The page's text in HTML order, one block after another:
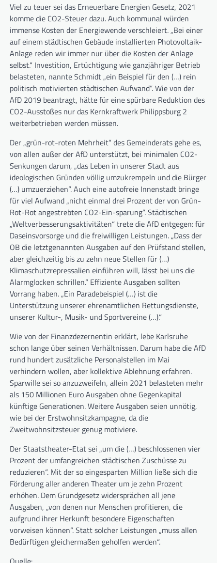
Viel zu teuer sei das Erneuerbare Energien Gesetz, 2021
komme die CO2-Steuer dazu. Auch kommunal würden
immense Kosten der Energiewende verschleiert. „Bei einer
auf einem städtischen Gebäude installierten Photovoltaik-
Anlage reden wir immer nur über die Kosten der Anlage
selbst.“ Investition, Ertüchtigung wie ganzjähriger Betrieb
belasteten, nannte Schmidt „ein Beispiel für den (…) rein
politisch motivierten städtischen Aufwand“. Wie von der
AfD 2019 beantragt, hätte für eine spürbare Reduktion des
CO2-Ausstoßes nur das Kernkraftwerk Philippsburg 2
weiterbetrieben werden müssen.
Der „grün-rot-roten Mehrheit“ des Gemeinderats gehe es,
von allen außer der AfD unterstützt, bei minimalen CO2-
Senkungen darum, „das Leben in unserer Stadt aus
ideologischen Gründen völlig umzukrempeln und die Bürger
(…) umzuerziehen“. Auch eine autofreie Innenstadt bringe
für viel Aufwand „nicht einmal drei Prozent der von Grün-
Rot-Rot angestrebten CO2-Ein-sparung“. Städtischen
„Weltverbesserungsaktivitäten“ trete die AfD entgegen: für
Daseinsvorsorge und die freiwilligen Leistungen. „Dass der
OB die letztgenannten Ausgaben auf den Prüfstand stellen,
aber gleichzeitig bis zu zehn neue Stellen für (…)
Klimaschutzrepressalien einführen will, lässt bei uns die
Alarmglocken schrillen.“ Effiziente Ausgaben sollten
Vorrang haben. „Ein Paradebeispiel (…) ist die
Unterstützung unserer ehrenamtlichen Rettungsdienste,
unserer Kultur-, Musik- und Sportvereine (…).“
Wie von der Finanzdezernentin erklärt, lebe Karlsruhe
schon lange über seinen Verhältnissen. Darum habe die AfD
rund hundert zusätzliche Personalstellen im Mai
verhindern wollen, aber kollektive Ablehnung erfahren.
Sparwille sei so anzuzweifeln, allein 2021 belasteten mehr
als 150 Millionen Euro Ausgaben ohne Gegenkapital
künftige Generationen. Weitere Ausgaben seien unnötig,
wie bei der Erstwohnsitzkampagne, da die
Zweitwohnsitzsteuer genug motiviere.
Der Staatstheater-Etat sei „um die (…) beschlossenen vier
Prozent der umfangreichen städtischen Zuschüsse zu
reduzieren“. Mit der so eingesparten Million ließe sich die
Förderung aller anderen Theater um je zehn Prozent
erhöhen. Dem Grundgesetz widersprächen all jene
Ausgaben, „von denen nur Menschen profitieren, die
aufgrund ihrer Herkunft besondere Eigenschaften
vorweisen können“. Statt solcher Leistungen „muss allen
Bedürftigen gleichermaßen geholfen werden“.